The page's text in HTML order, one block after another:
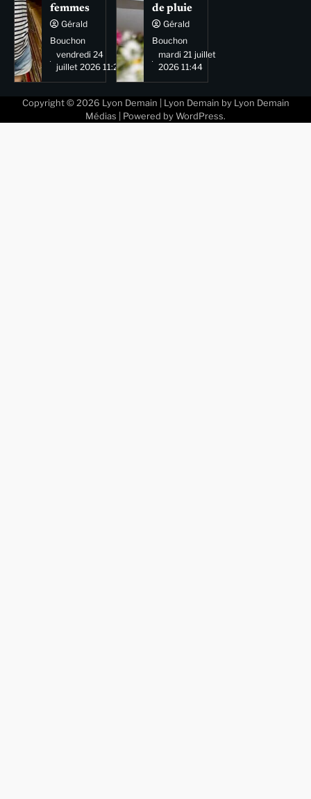
femmes
Gérald
Bouchon
vendredi 24
juillet 2026 11:29
de pluie
Gérald
Bouchon
mardi 21 juillet
2026 11:44
Copyright © 2026 Lyon Demain | Lyon Demain by Lyon Demain
Médias | Powered by WordPress.